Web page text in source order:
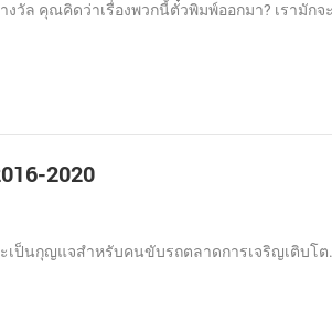
ล คุณคิดว่าเรื่องพวกนี้ตั๋วพิมพ์ออกมา? เรามักจะ
2020
ะเป็นกุญแจสำหรับคนขับรถตลาดการเจริญเติบโ